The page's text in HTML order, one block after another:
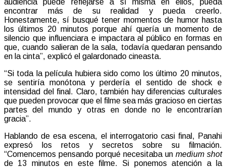
encontrar más de su realidad y pueda creerlo.
Honestamente, sí busqué tener momentos de humor hasta
los últimos 20 minutos porque ahí quería un momento de
silencio que influenciara e impactara al público en formas en
que, cuando salieran de la sala, todavía quedaran pensando
en la cinta”, explicó el galardonado cineasta.
“Si toda la película hubiera sido como los último 20 minutos,
se sentiría monótona y perdería el sentido de shock e
intensidad del final. Claro, también hay diferencias culturales
que pueden provocar que el filme sea más gracioso en ciertas
partes del mundo y otras en donde no le encontrarían
gracia”.
Hablando de esa escena, el interrogatorio casi final, Panahi
expresó los retos y secretos sobre su filmación.
“Comencemos pensando porqué necesitaba un medium shot
de 13 minutos en este filme. Si ponemos atención a la